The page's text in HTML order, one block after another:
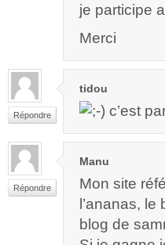
je participe
Merci
Répondre
tidou
c’est
Répondre
Manu
Mon site
l’ananas,
blog de